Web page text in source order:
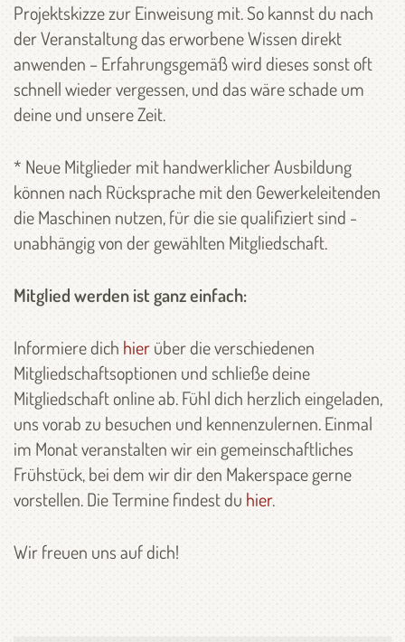
Projektskizze zur Einweisung mit. So kannst du nach
der Veranstaltung das erworbene Wissen direkt
anwenden – Erfahrungsgemäß wird dieses sonst oft
schnell wieder vergessen, und das wäre schade um
deine und unsere Zeit.
* Neue Mitglieder mit handwerklicher Ausbildung
können nach Rücksprache mit den Gewerkeleitenden
die Maschinen nutzen, für die sie qualifiziert sind -
unabhängig von der gewählten Mitgliedschaft.
Mitglied werden ist ganz einfach:
Informiere dich hierüber die verschiedenen
Mitgliedschaftsoptionen und schließe deine
Mitgliedschaft online ab. Fühl dich herzlich eingeladen,
uns vorab zu besuchen und kennenzulernen. Einmal
im Monat veranstalten wir ein gemeinschaftliches
Frühstück, bei dem wir dir den Makerspace gerne
vorstellen. Die Termine findest du hier.
Wir freuen uns auf dich!